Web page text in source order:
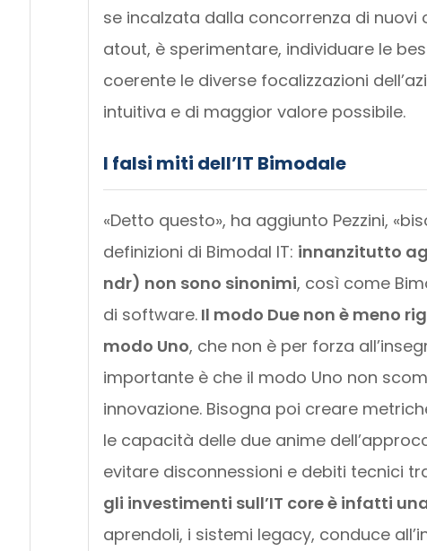
se incalzata dalla concorrenza di
atout, è sperimentare, individuare le
coerente le diverse focalizzazioni
intuitiva e di maggior valore possibile.
I falsi miti dell’IT Bimodale
«Detto questo», ha aggiunto Pezzini,
definizioni di Bimodal IT: innanzitutto
ndr) non sono sinonimi, così come
di software.Il modo Due non è meno
modo Uno, che non è per forza
importante è che il modo Uno non
innovazione. Bisogna poi creare
le capacità delle due anime
evitare disconnessioni e debiti tecnici
gli investimenti sull’IT core è infatti
aprendoli, i sistemi legacy, conduce